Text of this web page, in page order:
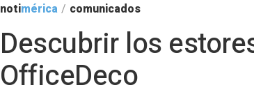
notimérica / comunicados
Descubrir los
OfficeDeco